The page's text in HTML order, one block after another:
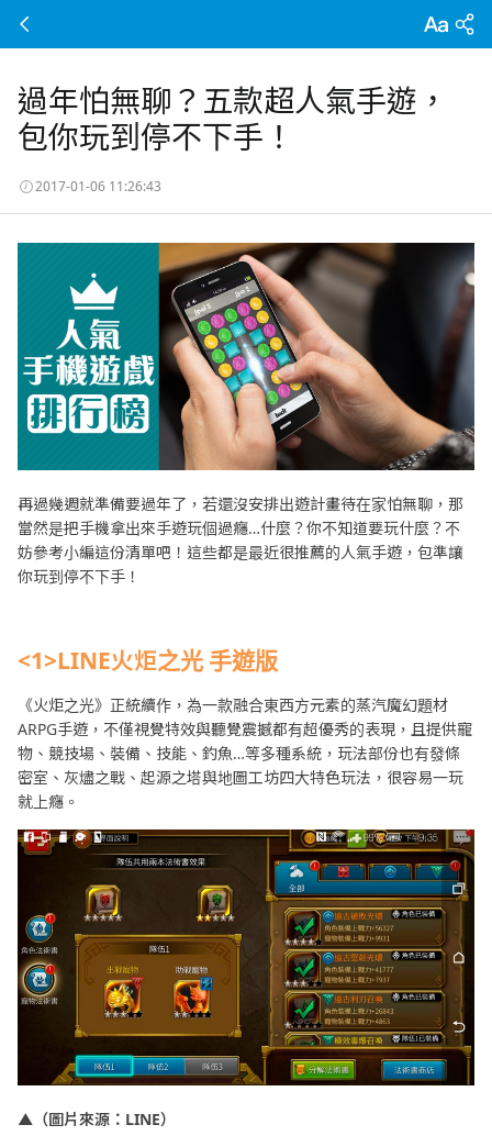
過年怕無聊？五款超人氣手遊，
包你玩到停不下手！
2017-01-06 11:26:43
再過幾週就準備要過年了，若還沒安排出遊計畫待在家怕無聊，那
當然是把手機拿出來手遊玩個過癮…什麼？你不知道要玩什麼？不
妨參考小編這份清單吧！這些都是最近很推薦的人氣手遊，包準讓
你玩到停不下手！
<1>LINE火炬之光 手遊版
《火炬之光》正統續作，為一款融合東西方元素的蒸汽魔幻題材
ARPG手遊，不僅視覺特效與聽覺震撼都有超優秀的表現，且提供寵
物、競技場、裝備、技能、釣魚…等多種系統，玩法部份也有發條
密室、灰燼之戰、起源之塔與地圖工坊四大特色玩法，很容易一玩
就上癮。
▲（圖片來源：LINE）